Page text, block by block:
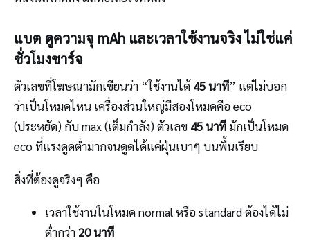
แบต ดูความจุ mAh และเวลาใช้งานจริง ไม่ใช่แค่
ชั่วโมงชาร์จ
ตัวเลขที่โฆษณามักเขียนว่า “ใช้งานได้ 45 นาที” แต่ไม่บอก
ว่าเป็นโหมดไหน เครื่องส่วนใหญ่มีสองโหมดคือ eco
(ประหยัด) กับ max (เต็มกำลัง) ตัวเลข 45 นาทีมักเป็นโหมด
eco ที่แรงดูดต่ำมากจนดูดได้แค่ฝุ่นเบาๆ บนพื้นเรียบ
สิ่งที่ต้องดูจริงๆ คือ
เวลาใช้งานในโหมด normal หรือ standard ต้องได้ไม่
ต่ำกว่า20 นาที